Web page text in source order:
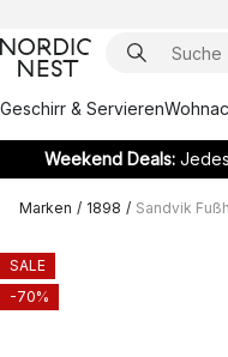
Geschirr & Servieren
Weekend Deals:
Marken / 1898 / Sandvik
SALE
-70%